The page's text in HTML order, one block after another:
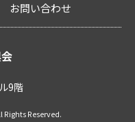
お問い合わせ
9階
Rights Reserved.